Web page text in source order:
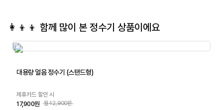
👩‍👦‍👦 함께 많이 본 정수기 상품이에요
대용량 얼음 정수기 (스탠드형)
제휴카드 할인 시
17,900원 월42,900원